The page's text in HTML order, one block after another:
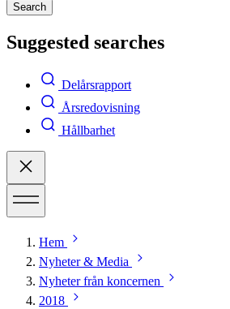
Search
Suggested searches
Delårsrapport
Årsredovisning
Hållbarhet
Hem
Nyheter & Media
Nyheter från koncernen
2018